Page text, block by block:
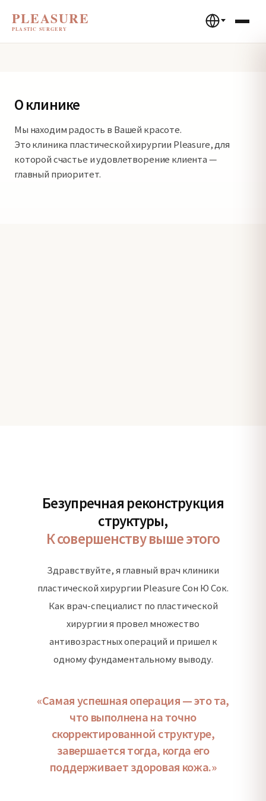
PLEASURE
PLASTIC SURGERY
О клинике
Мы находим радость в Вашей красоте.
Это клиника пластической хирургии Pleasure, для
которой счастье и удовлетворение клиента —
главный приоритет.
Безупречная реконструкция
структуры,
К совершенству выше этого
Здравствуйте, я главный врач клиники
пластической хирургии Pleasure Сон Ю Сок.
Как врач-специалист по пластической
хирургии я провел множество
антивозрастных операций и пришел к
одному фундаментальному выводу.
«Самая успешная операция — это та,
что выполнена на точно
скорректированной структуре,
завершается тогда, когда его
поддерживает здоровая кожа.»